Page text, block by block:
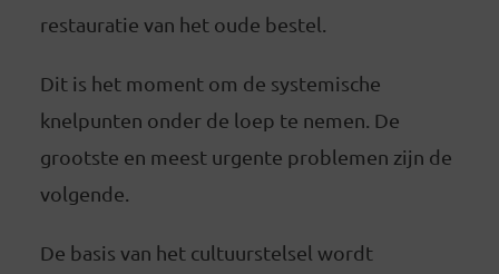
restauratie van het oude bestel.
Dit is het moment om de systemische
knelpunten onder de loep te nemen. De
grootste en meest urgente problemen zijn de
volgende.
De basis van het cultuurstelsel wordt